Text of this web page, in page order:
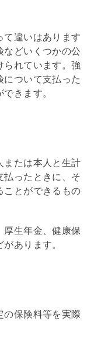
て違いはあります
などいくつかの公
られています。強
について支払った
きます。
または本人と生計
払ったときに、そ
ことができるもの
厚生年金、健康保
あります。
の保険料等を実際